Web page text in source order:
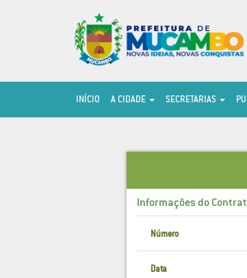
INÍCIO A CIDADE SECRETARIAS
Informações do
Número
Data